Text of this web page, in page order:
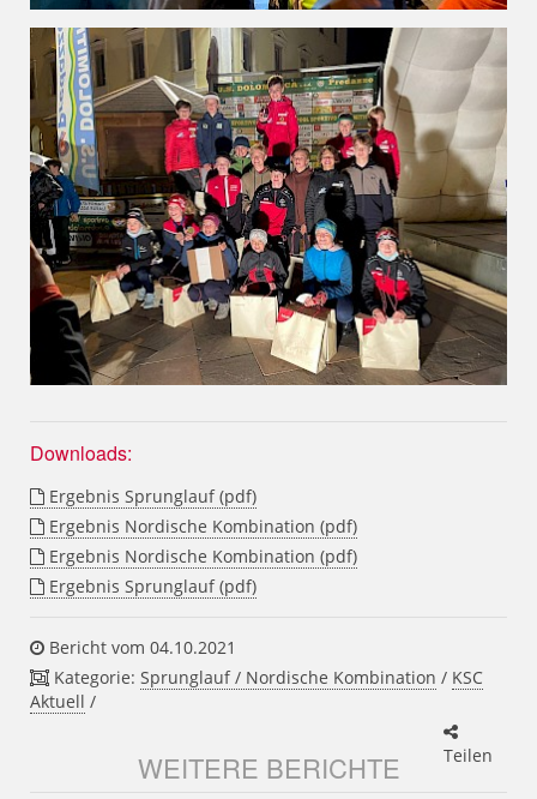
Downloads:
Ergebnis Sprunglauf (pdf)
Ergebnis Nordische Kombination (pdf)
Ergebnis Nordische Kombination (pdf)
Ergebnis Sprunglauf (pdf)
Bericht vom 04.10.2021
Kategorie: Sprunglauf / Nordische Kombination / KSC
Aktuell /
Teilen
WEITERE BERICHTE